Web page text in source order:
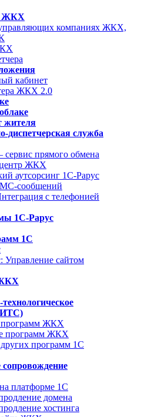
ЖКХ
компаниях ЖКХ,
кабинет
ЖКХ 2.0
жителя
диспетчерская служба
прямого обмена
ЖКХ
аутсорсинг 1С-Рарус
сообщений
с телефонией
1С-Рарус
1С
Управление сайтом
программ ЖКХ
программ ЖКХ
программ 1С
платформе 1С
домена
хостинга